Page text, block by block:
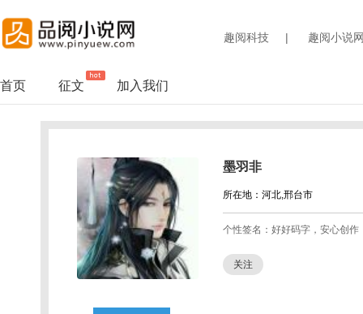
趣阅科技 | 趣阅小说
首页 征文 加入我们
墨羽非
所在地：河北,邢台市
个性签名：好好码字，安心创作
关注